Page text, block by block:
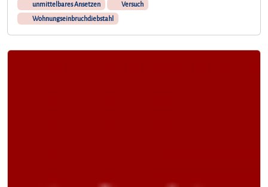
unmittelbares Ansetzen
Versuch
Wohnungseinbruchdiebstahl